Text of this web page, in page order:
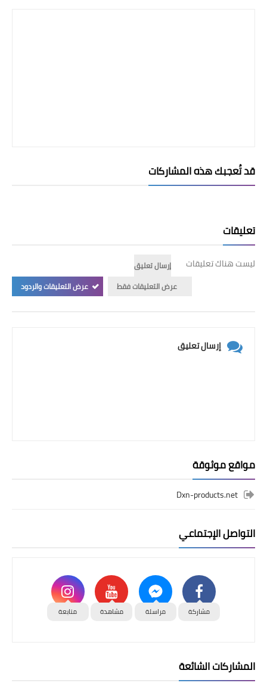
قد تُعجبك هذه المشاركات
تعليقات
ليست هناك تعليقات
إرسال تعليق
عرض التعليقات فقط
عرض التعليقات والردود
إرسال تعليق
مواقع موثوقة
Dxn-products.net
التواصل الإجتماعي
مشاركة مراسلة مشاهدة متابعة
المشاركات الشائعة